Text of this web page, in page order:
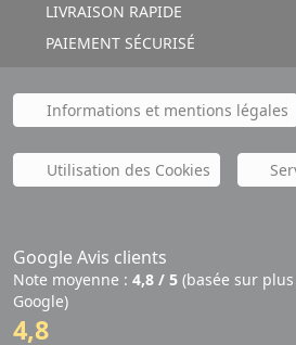
LIVRAISON RAPIDE
PAIEMENT SÉCURISÉ
Informations et mentions légales
Utilisation des Cookies
Google Avis clients
Note moyenne : 4,8 / 5 (basée sur
Google)
4,8